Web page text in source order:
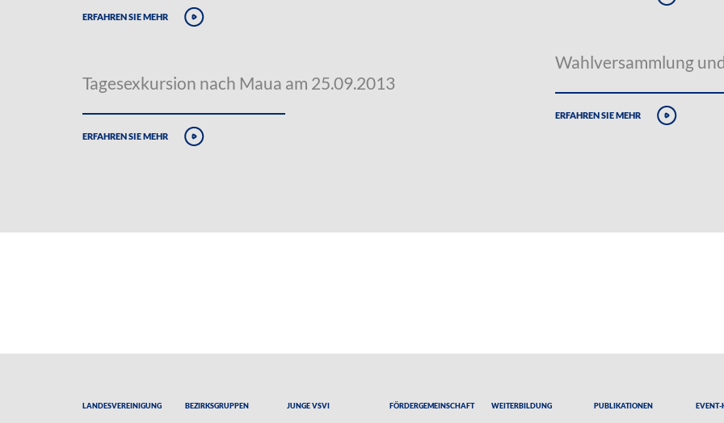
erfahren sie mehr
Tagesexkursion nach Maua am 25.09.2013
erfahren sie mehr
Wahlversammlung
erfahren sie mehr
Landesvereinigung Bezirksgruppen Junge VSVI Fördergemeinschaft Weiterbildung Publikationen